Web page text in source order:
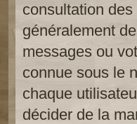
consultation
généralement
messages ou
connue sous le
chaque
décider de la